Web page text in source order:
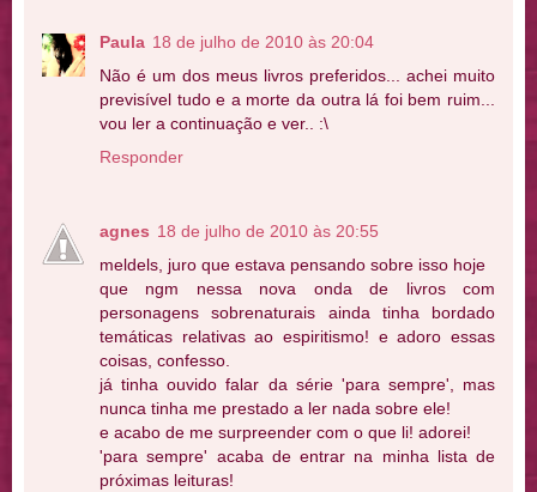
Paula 18 de julho de 2010 às 20:04
Não é um dos meus livros preferidos... achei muito
previsível tudo e a morte da outra lá foi bem ruim...
vou ler a continuação e ver.. :\
Responder
agnes 18 de julho de 2010 às 20:55
meldels, juro que estava pensando sobre isso hoje
que ngm nessa nova onda de livros com
personagens sobrenaturais ainda tinha bordado
temáticas relativas ao espiritismo! e adoro essas
coisas, confesso.
já tinha ouvido falar da série 'para sempre', mas
nunca tinha me prestado a ler nada sobre ele!
e acabo de me surpreender com o que li! adorei!
'para sempre' acaba de entrar na minha lista de
próximas leituras!